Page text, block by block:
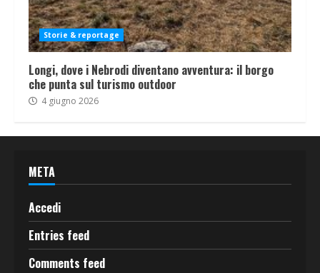
Storie & reportage
Longi, dove i Nebrodi diventano avventura: il borgo
che punta sul turismo outdoor
4 giugno 2026
META
Accedi
Entries feed
Comments feed